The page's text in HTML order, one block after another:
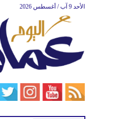
الأحد 9 آب / أغسطس 2026